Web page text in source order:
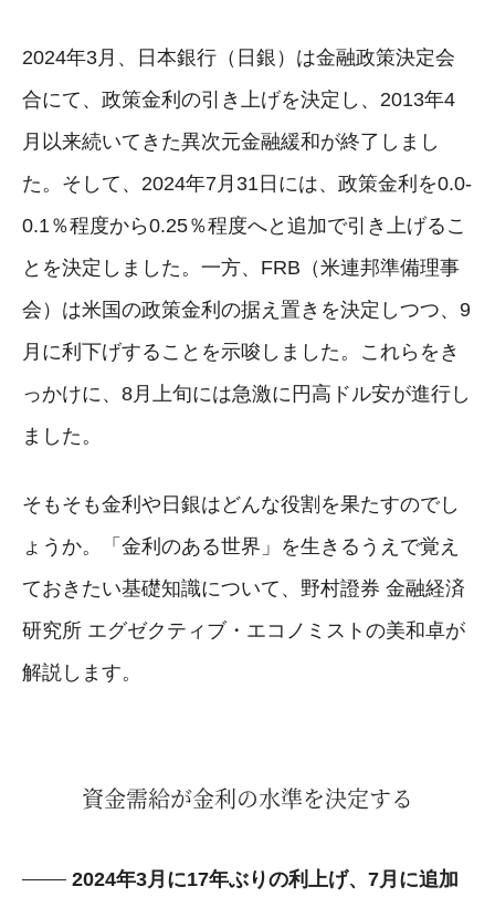
2024年3月、日本銀行（日銀）は金融政策決定会
合にて、政策金利の引き上げを決定し、2013年4
月以来続いてきた異次元金融緩和が終了しまし
た。そして、2024年7月31日には、政策金利を0.0-
0.1％程度から0.25％程度へと追加で引き上げるこ
とを決定しました。一方、FRB（米連邦準備理事
会）は米国の政策金利の据え置きを決定しつつ、9
月に利下げすることを示唆しました。これらをき
っかけに、8月上旬には急激に円高ドル安が進行し
ました。
そもそも金利や日銀はどんな役割を果たすのでし
ょうか。「金利のある世界」を生きるうえで覚え
ておきたい基礎知識について、野村證券 金融経済
研究所 エグゼクティブ・エコノミストの美和卓が
解説します。
資金需給が金利の水準を決定する
2024年3月に17年ぶりの利上げ、7月に追加